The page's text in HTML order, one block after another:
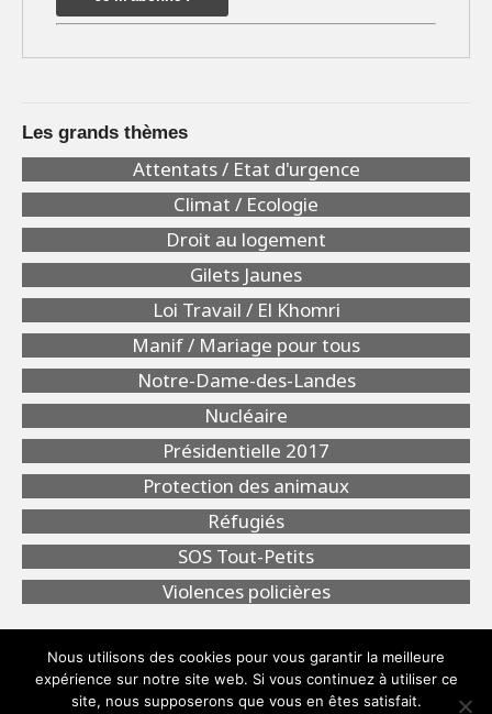
Les grands thèmes
Attentats / Etat d'urgence
Climat / Ecologie
Droit au logement
Gilets Jaunes
Loi Travail / El Khomri
Manif / Mariage pour tous
Notre-Dame-des-Landes
Nucléaire
Présidentielle 2017
Protection des animaux
Réfugiés
SOS Tout-Petits
Violences policières
Nous utilisons des cookies pour vous garantir la meilleure
expérience sur notre site web. Si vous continuez à utiliser ce
site, nous supposerons que vous en êtes satisfait.